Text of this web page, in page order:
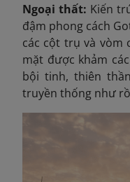
Ngoại thất: Kiến
đậm phong cách
các cột trụ và vòm
mặt được khảm
bội tinh, thiên
truyền thống như